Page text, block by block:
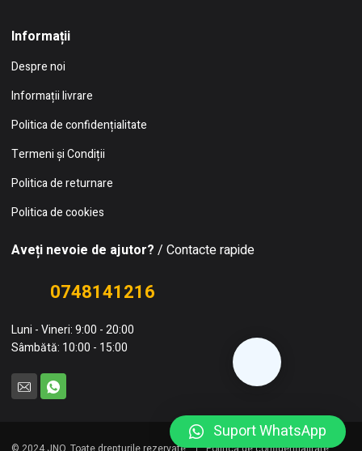
Informații
Despre noi
Informații livrare
Politica de confidențialitate
Termeni și Condiții
Politica de returnare
Politica de cookies
Aveți nevoie de ajutor? / Contacte rapide
0748141216
Luni - Vineri: 9:00 - 20:00
Sâmbătă: 10:00 - 15:00
Suport WhatsApp